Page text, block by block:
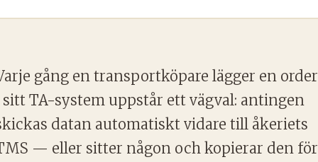
gång en transportköpare lägger en order
TA-system uppstår ett vägval: antingen
datan automatiskt vidare till åkeriets
— eller sitter någon och kopierar den för